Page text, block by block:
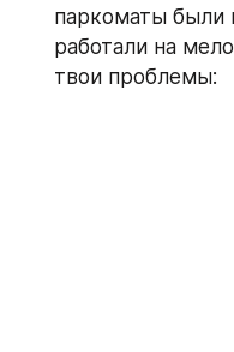
паркоматы были
работали на
твои проблемы: